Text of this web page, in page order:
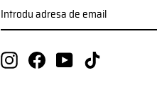
ADRESA
DE
VA
InstagramFacebookYouTube